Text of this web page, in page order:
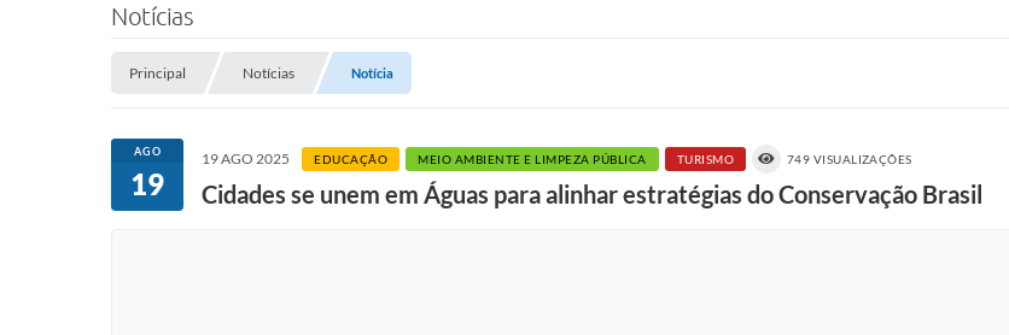
Notícias
Principal Notícias Notícia
AGO
19
19 AGO 2025 EDUCAÇÃO MEIO AMBIENTE E LIMPEZA PÚBLICA TURISMO 749 VISUALIZAÇÕES
Cidades se unem em Águas para alinhar estratégias do Conservação Brasil